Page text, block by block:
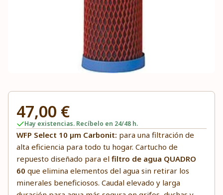
47,00 €
Hay existencias. Recíbelo en 24/48 h.
WFP Select 10 µm Carbonit: para una filtración de
alta eficiencia para todo tu hogar. Cartucho de
repuesto diseñado para el filtro de agua QUADRO
60 que elimina elementos del agua sin retirar los
minerales beneficiosos. Caudal elevado y larga